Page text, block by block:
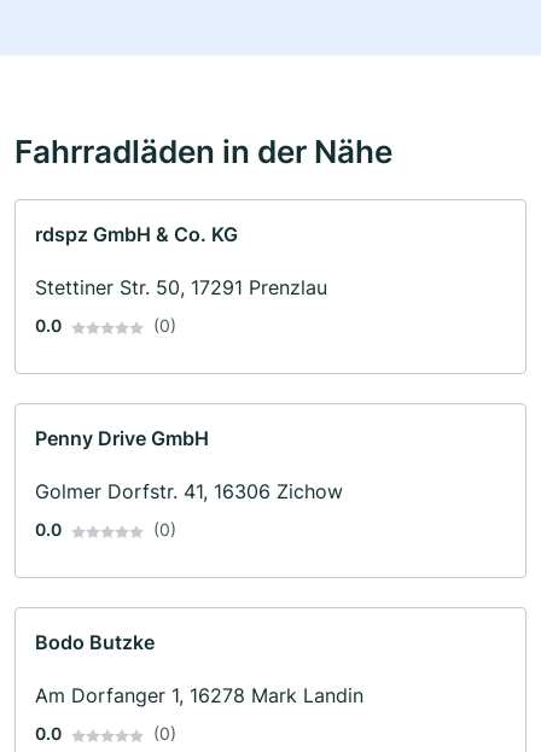
Fahrradläden in der Nähe
rdspz GmbH & Co. KG
Stettiner Str. 50, 17291 Prenzlau
0.0 (0)
Penny Drive GmbH
Golmer Dorfstr. 41, 16306 Zichow
0.0 (0)
Bodo Butzke
Am Dorfanger 1, 16278 Mark Landin
0.0 (0)